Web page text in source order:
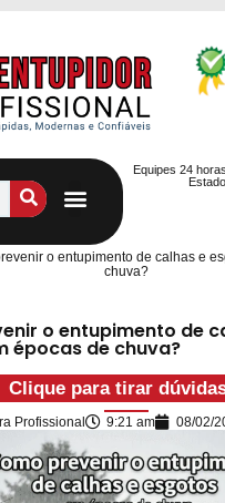
Equipes 24
o entupimento de calhas e
chuva?
o entupimento de
épocas de chuva?
Clique para tirar
Profissional 9:21 am 08/02/